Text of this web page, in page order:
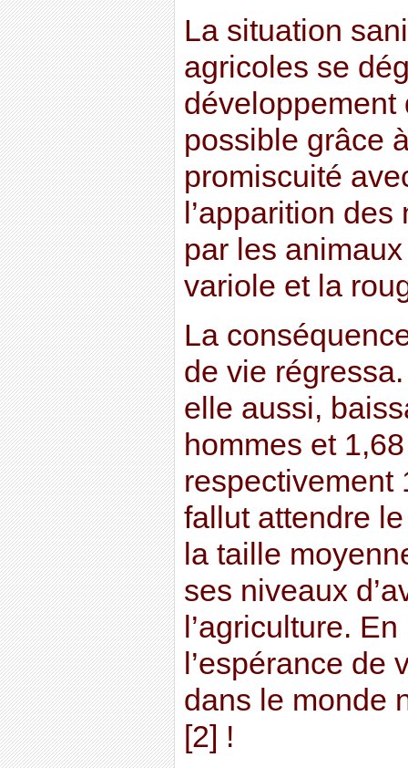
La situation
agricoles se
développement
possible grâce
promiscuité
l’apparition
par les
variole et la
La
de vie
elle aussi,
hommes et
respectivement
fallut attendre
la taille
ses niveaux
l’agriculture.
l’espérance de
dans le monde
[2] !